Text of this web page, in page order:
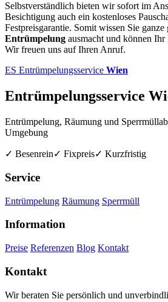
Selbstverständlich bieten wir sofort im
Besichtigung auch ein kostenloses
Festpreisgarantie. Somit wissen Sie ganze
Entrümpelung ausmacht und können
Wir freuen uns auf Ihren Anruf.
ES Entrümpelungsservice Wien
Entrümpelungsservice
Entrümpelung, Räumung und
Umgebung
✓ Besenrein✓ Fixpreis✓ Kurzfristig
Service
Entrümpelung Räumung Sperrmüll
Information
Preise Referenzen Blog Kontakt
Kontakt
Wir beraten Sie persönlich und